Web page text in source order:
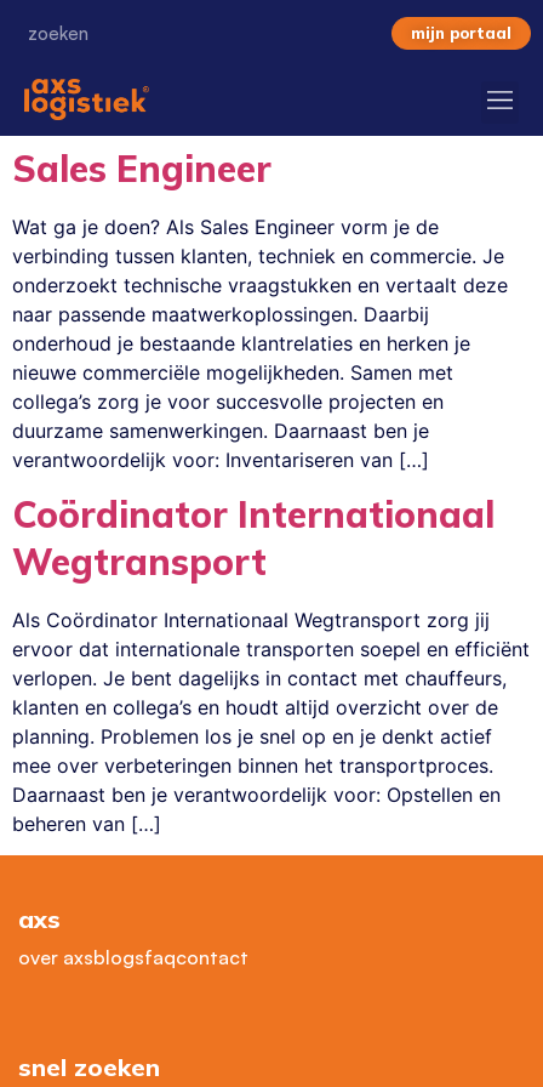
mijn portaal
Sales Engineer
Wat ga je doen? Als Sales Engineer vorm je de
verbinding tussen klanten, techniek en commercie. Je
onderzoekt technische vraagstukken en vertaalt deze
naar passende maatwerkoplossingen. Daarbij
onderhoud je bestaande klantrelaties en herken je
nieuwe commerciële mogelijkheden. Samen met
collega’s zorg je voor succesvolle projecten en
duurzame samenwerkingen. Daarnaast ben je
verantwoordelijk voor: Inventariseren van […]
Coördinator Internationaal
Wegtransport
Als Coördinator Internationaal Wegtransport zorg jij
ervoor dat internationale transporten soepel en efficiënt
verlopen. Je bent dagelijks in contact met chauffeurs,
klanten en collega’s en houdt altijd overzicht over de
planning. Problemen los je snel op en je denkt actief
mee over verbeteringen binnen het transportproces.
Daarnaast ben je verantwoordelijk voor: Opstellen en
beheren van […]
axs
over axsblogsfaqcontact
snel zoeken